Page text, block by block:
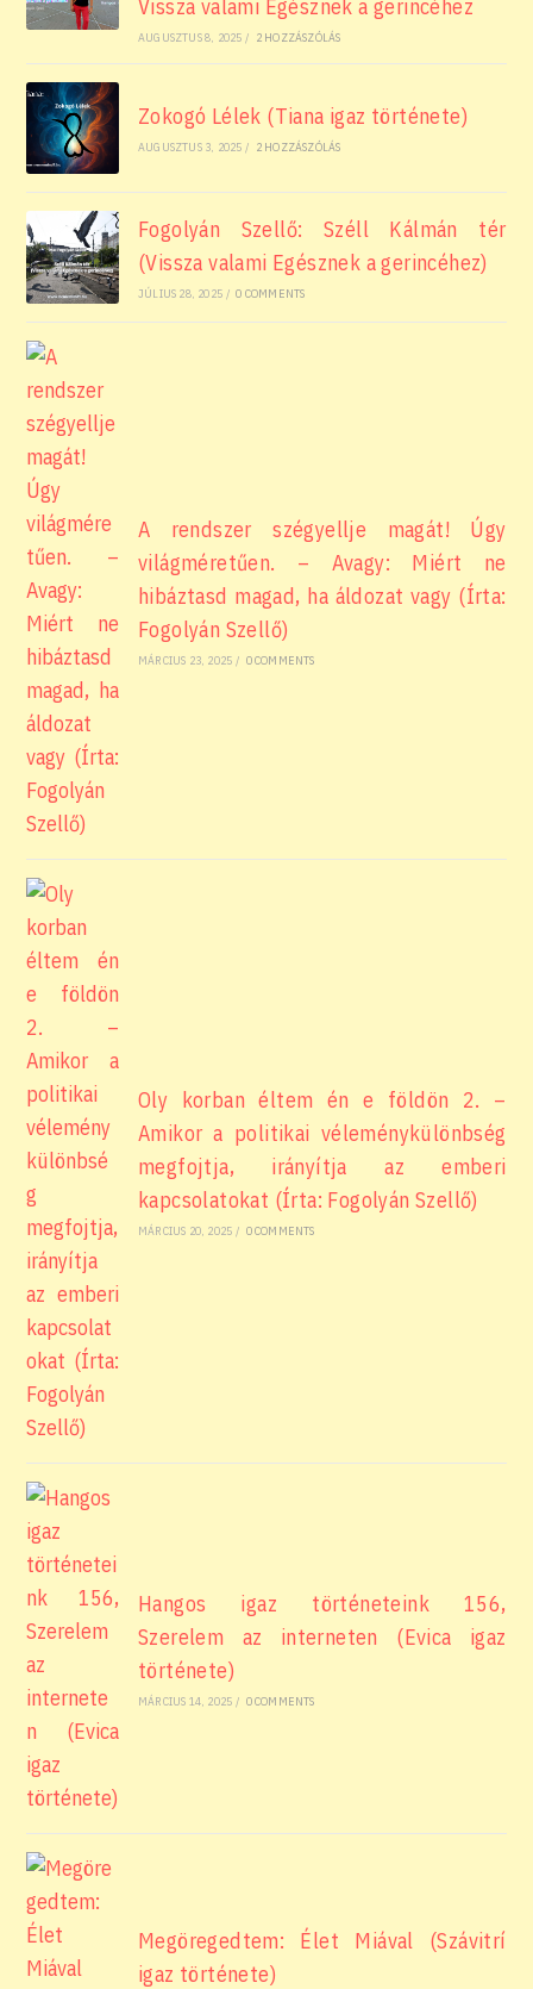
Vissza valami Egésznek a gerincéhez
AUGUSZTUS 8, 2025 / 2 HOZZÁSZÓLÁS
Zokogó Lélek (Tiana igaz története)
AUGUSZTUS 3, 2025 / 2 HOZZÁSZÓLÁS
Fogolyán Szellő: Széll Kálmán tér
(Vissza valami Egésznek a gerincéhez)
JÚLIUS 28, 2025 / 0 COMMENTS
A rendszer szégyellje magát! Úgy
világméretűen. – Avagy: Miért ne
hibáztasd magad, ha áldozat vagy (Írta:
Fogolyán Szellő)
MÁRCIUS 23, 2025 / 0 COMMENTS
Oly korban éltem én e földön 2. –
Amikor a politikai véleménykülönbség
megfojtja, irányítja az emberi
kapcsolatokat (Írta: Fogolyán Szellő)
MÁRCIUS 20, 2025 / 0 COMMENTS
Hangos igaz történeteink 156,
Szerelem az interneten (Evica igaz
története)
MÁRCIUS 14, 2025 / 0 COMMENTS
Megöregedtem: Élet Miával (Szávitrí
igaz története)